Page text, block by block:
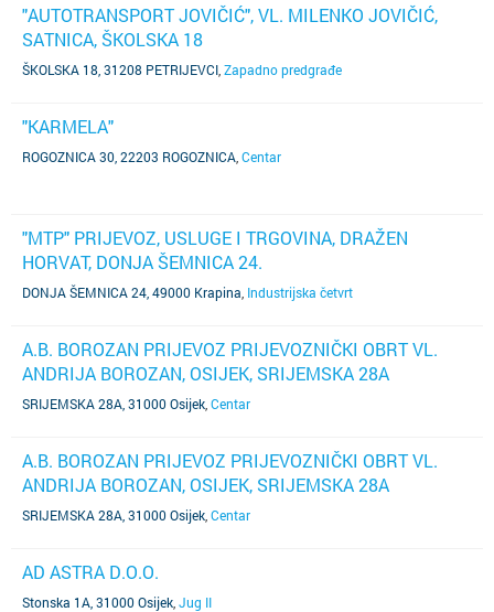
"AUTOTRANSPORT JOVIČIĆ", VL. MILENKO JOVIČIĆ,
SATNICA, ŠKOLSKA 18
ŠKOLSKA 18, 31208 PETRIJEVCI Zapadno predgrađe
"KARMELA"
ROGOZNICA 30, 22203 ROGOZNICA Centar
"MTP" PRIJEVOZ, USLUGE I TRGOVINA, DRAŽEN
HORVAT, DONJA ŠEMNICA 24.
DONJA ŠEMNICA 24, 49000 Krapina Industrijska četvrt
A.B. BOROZAN PRIJEVOZ PRIJEVOZNIČKI OBRT VL.
ANDRIJA BOROZAN, OSIJEK, SRIJEMSKA 28A
SRIJEMSKA 28A, 31000 Osijek Centar
A.B. BOROZAN PRIJEVOZ PRIJEVOZNIČKI OBRT VL.
ANDRIJA BOROZAN, OSIJEK, SRIJEMSKA 28A
SRIJEMSKA 28A, 31000 Osijek Centar
AD ASTRA D.O.O.
Stonska 1A, 31000 Osijek Jug II